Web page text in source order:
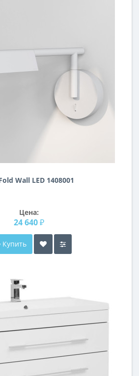
Wall LED 1408001
Цена:
24 640 ₽
Купить